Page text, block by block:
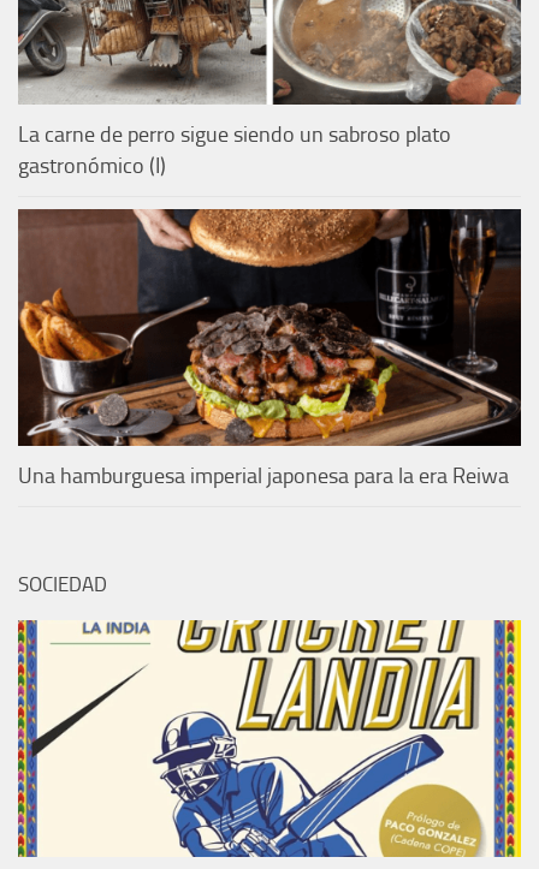
La carne de perro sigue siendo un sabroso plato
gastronómico (I)
Una hamburguesa imperial japonesa para la era Reiwa
SOCIEDAD